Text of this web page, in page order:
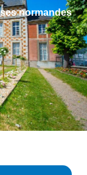
normandes